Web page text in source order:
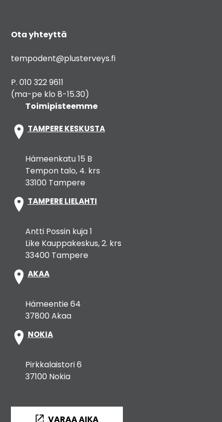
Ota yhteyttä
tempodent@plusterveys.fi
P. 010 322 9611
(ma-pe klo 8-15.30)
Toimipisteemme
TAMPERE KESKUSTA
Hämeenkatu 15 B
Tempon talo, 4. krs
33100 Tampere
TAMPERE LIELAHTI
Antti Possin kuja 1
Like Kauppakeskus, 2. krs
33400 Tampere
AKAA
Hämeentie 64
37800 Akaa
NOKIA
Pirkkalaistori 6
37100 Nokia
VARAA AIKA